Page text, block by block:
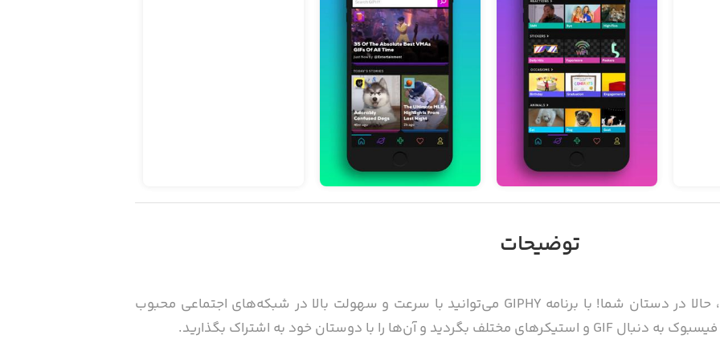
توضیحات
بزرگ‌ترین بایگانی GIF و استیکر در دنیا، حالا در دستان شما! با برنامه GIPHY می‌توانید با سرعت و سهولت بالا در شبکه‌های اجتماعی محبوب